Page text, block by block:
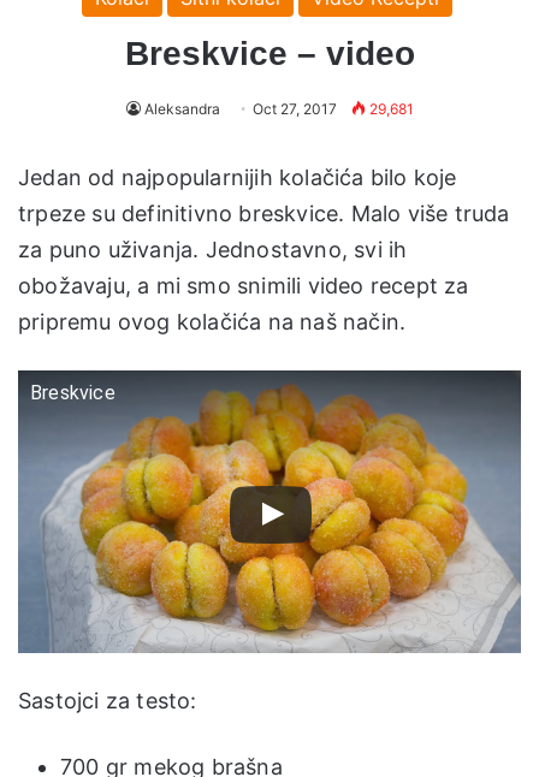
Breskvice – video
Aleksandra Oct 27, 2017 29,681
Jedan od najpopularnijih kolačića bilo koje
trpeze su definitivno breskvice. Malo više truda
za puno uživanja. Jednostavno, svi ih
obožavaju, a mi smo snimili video recept za
pripremu ovog kolačića na naš način.
Breskvice
Sastojci za testo:
700 gr mekog brašna